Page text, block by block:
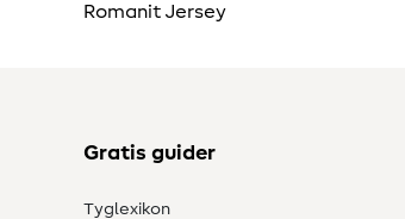
Romanit Jersey
Gratis guider
Tyglexikon